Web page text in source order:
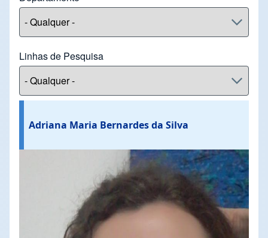
Linhas de Pesquisa
Adriana Maria Bernardes da Silva